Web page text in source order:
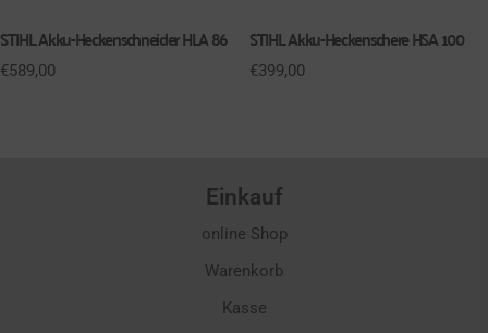
STIHL Akku-Heckenschneider HLA 86
€589,00
STIHL Akku-Heckenschere HSA 100
€399,00
Einkauf
online Shop
Warenkorb
Kasse